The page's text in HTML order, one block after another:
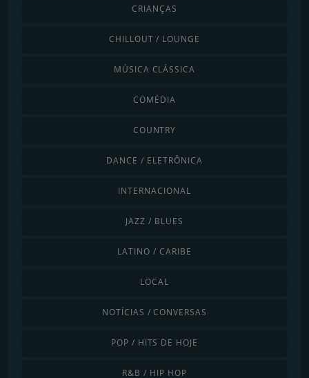
CRIANÇAS
CHILLOUT / LOUNGE
MÚSICA CLÁSSICA
COMÉDIA
COUNTRY
DANCE / ELETRÔNICA
INTERNACIONAL
JAZZ / BLUES
LATINO / CARIBE
LOCAL
NOTÍCIAS / CONVERSAS
POP / HITS DE HOJE
R&B / HIP HOP